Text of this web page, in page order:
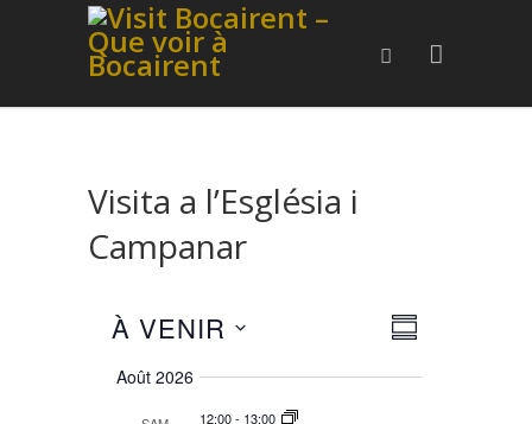
Visita a l’Església i
Campanar
Navigation
par
Navigation
RÉSUMÉ
À VENIR
la
Août 2026
12:00- 13:00